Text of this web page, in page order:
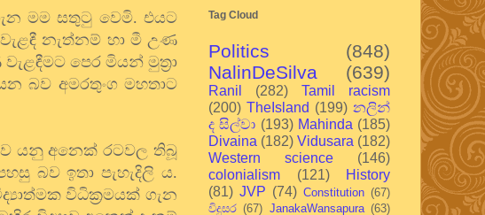
මම සතුටු වෙමි. එයට
නැත්නම් හා මී උණ
පෙර මියන් මුත්‍රා
බව අමරතුංග මහතාට
යනු අනෙක් රටවල තිබූ
බව ඉතා පැහැදිලි ය.
විධික්‍රමයක් ගැන
Tag Cloud
Politics
(848)
NalinDeSilva
(639)
Ranil (282)
Tamil racism
(200) TheIsland (199) නලින්
ද සිල්වා (193) Mahinda (185)
Divaina (182) Vidusara (182)
Western science
(146)
colonialism
(121)
History
(81) JVP (74) Constitution (67)
විදුසර (67) JanakaWansapura (63)